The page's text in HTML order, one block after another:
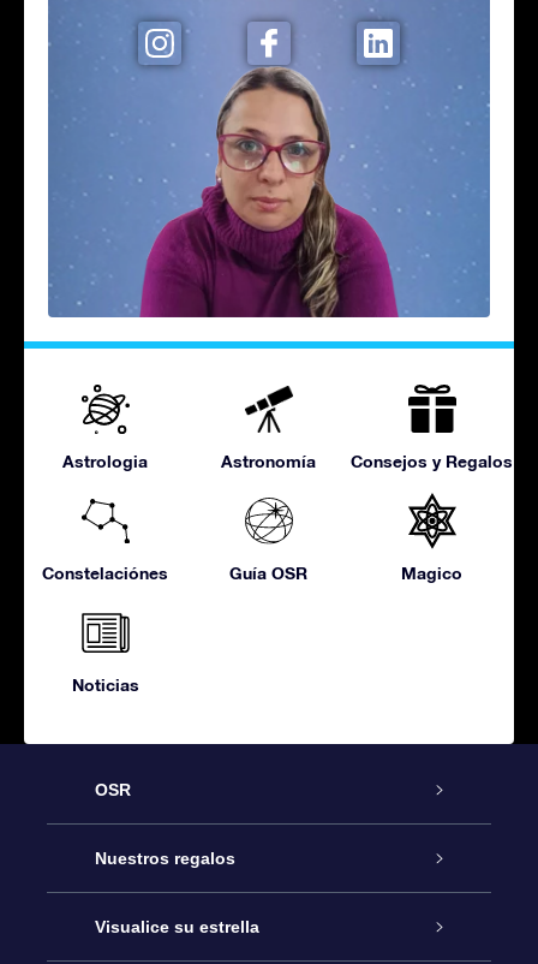
Astrologia Astronomía Consejos y Regalos
Constelaciónes Guía OSR Magico
Noticias
OSR
Atención
Contáctanos
Nuestros regalos
Regalo Estrella Online
Visualice su estrella